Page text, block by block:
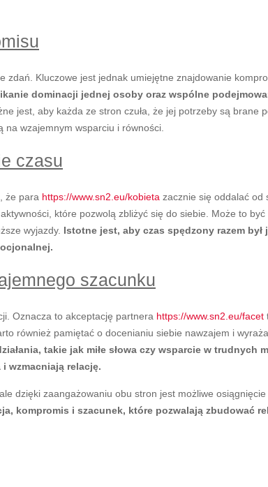
zdań. Kluczowe jest jednak umiejętne znajdowanie
dominacji jednej osoby oraz wspólne
jest, aby każda ze stron czuła, że jej potrzeby są brane
wzajemnym wsparciu i równości.
czasu
że para https://www.sn2.eu/kobieta zacznie się oddalać od
które pozwolą zbliżyć się do siebie. Może to
wyjazdy. Istotne jest, aby czas spędzony razem był
szacunku
Oznacza to akceptację partnera https://www.sn2.eu/facet
również pamiętać o docenianiu siebie nawzajem i
takie jak miłe słowa czy wsparcie w trudnych
wzmacniają relację.
dzięki zaangażowaniu obu stron jest możliwe
kompromis i szacunek, które pozwalają zbudować